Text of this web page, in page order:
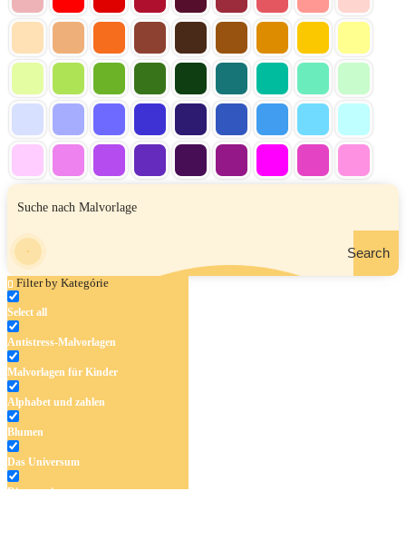
Search
Filter by Kategórie
Select all
Antistress-Malvorlagen
Malvorlagen für Kinder
Alphabet und zahlen
Blumen
Das Universum
Dinosaurier